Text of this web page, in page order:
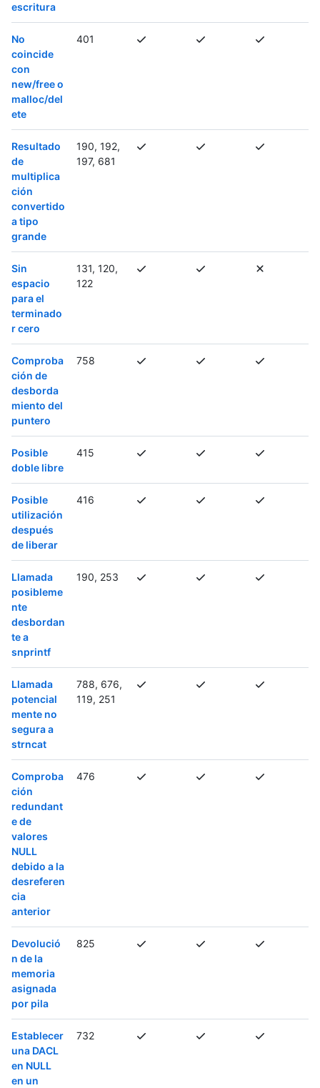
escritura
No
coincide
con
new/free o
malloc/del
ete
401
Resultado
de
multiplica
ción
convertido
a tipo
grande
190, 192,
197, 681
Sin
espacio
para el
terminado
r cero
131, 120,
122
Comproba
ción de
desborda
miento del
puntero
758
Posible
doble libre
415
Posible
utilización
después
de liberar
416
Llamada
posibleme
nte
desbordan
te a
snprintf
190, 253
Llamada
potencial
mente no
segura a
strncat
788, 676,
119, 251
Comproba
ción
redundant
e de
valores
NULL
debido a la
desreferen
cia
anterior
476
Devolució
n de la
memoria
asignada
por pila
825
Establecer
una DACL
en NULL
en un
732